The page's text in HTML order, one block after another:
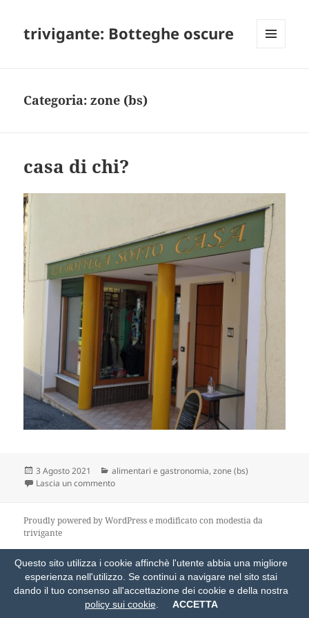
trivigante: Botteghe oscure
Categoria:zone (bs)
casa di chi?
Scritto
il
3 Agosto 2021 Categorie
alimentari e gastronomia,zone (bs)
Lascia un commentosu casa di chi?
Questo sito utilizza i cookie affinchè l'utente abbia una migliore
esperienza nell'utilizzo. Se continui a navigare nel sito stai
dando il tuo consenso all'accettazione dei cookie e della nostra
policy sui cookie. ACCETTA
Proudly powered by WordPresse modificato con modestia da
trivigante